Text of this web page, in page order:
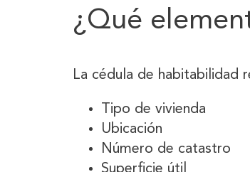
¿Qué
La cédula de habitabilidad
Tipo de vivienda
Ubicación
Número de catastro
Superficie útil